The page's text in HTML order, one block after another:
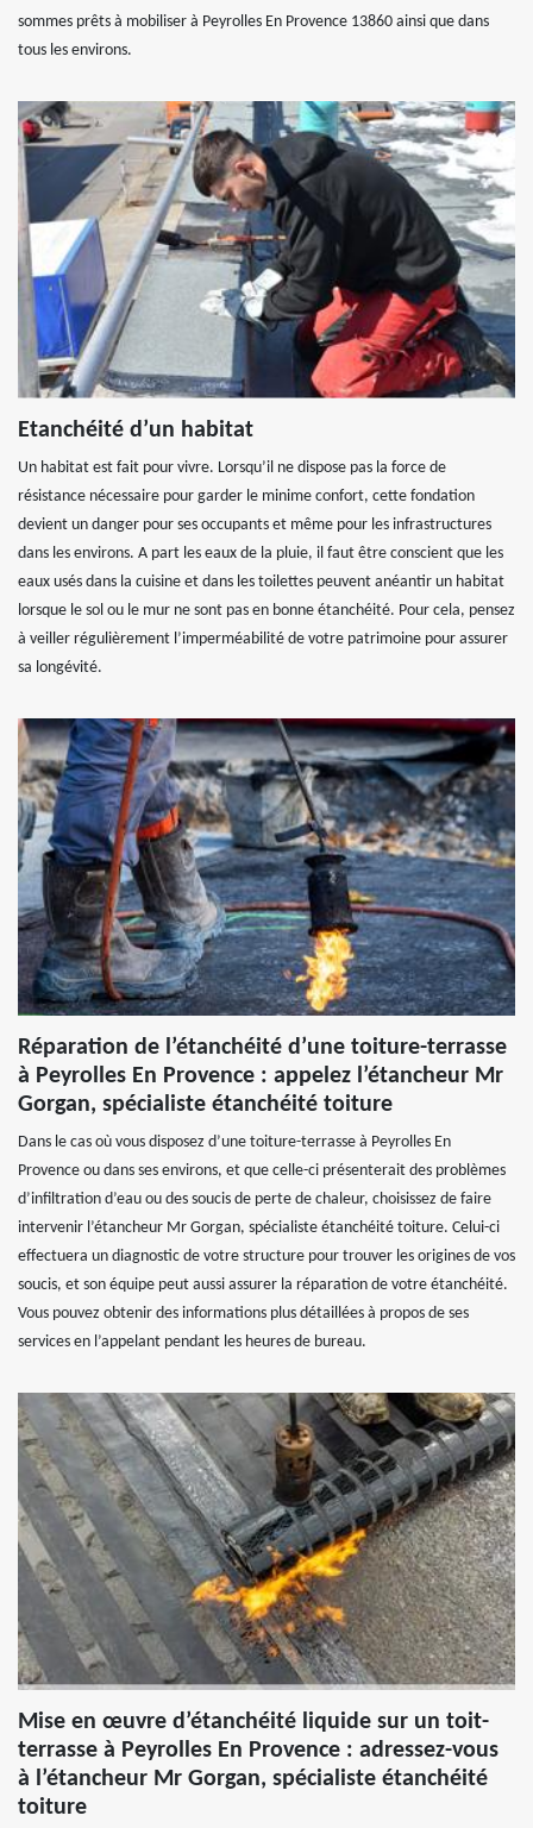
sommes prêts à mobiliser à Peyrolles En Provence 13860 ainsi que dans
tous les environs.
Etanchéité d’un habitat
Un habitat est fait pour vivre. Lorsqu’il ne dispose pas la force de
résistance nécessaire pour garder le minime confort, cette fondation
devient un danger pour ses occupants et même pour les infrastructures
dans les environs. A part les eaux de la pluie, il faut être conscient que les
eaux usés dans la cuisine et dans les toilettes peuvent anéantir un habitat
lorsque le sol ou le mur ne sont pas en bonne étanchéité. Pour cela, pensez
à veiller régulièrement l’imperméabilité de votre patrimoine pour assurer
sa longévité.
Réparation de l’étanchéité d’une toiture-terrasse
à Peyrolles En Provence : appelez l’étancheur Mr
Gorgan, spécialiste étanchéité toiture
Dans le cas où vous disposez d’une toiture-terrasse à Peyrolles En
Provence ou dans ses environs, et que celle-ci présenterait des problèmes
d’infiltration d’eau ou des soucis de perte de chaleur, choisissez de faire
intervenir l’étancheur Mr Gorgan, spécialiste étanchéité toiture. Celui-ci
effectuera un diagnostic de votre structure pour trouver les origines de vos
soucis, et son équipe peut aussi assurer la réparation de votre étanchéité.
Vous pouvez obtenir des informations plus détaillées à propos de ses
services en l’appelant pendant les heures de bureau.
Mise en œuvre d’étanchéité liquide sur un toit-
terrasse à Peyrolles En Provence : adressez-vous
à l’étancheur Mr Gorgan, spécialiste étanchéité
toiture